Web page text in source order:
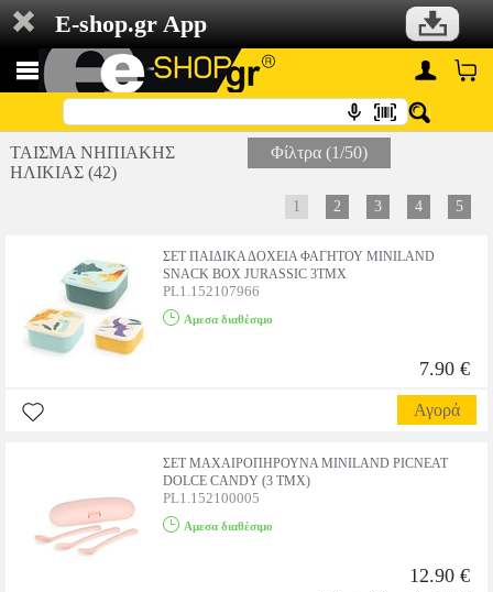
E-shop.gr App
ΤΑΙΣΜΑ ΝΗΠΙΑΚΗΣ
ΗΛΙΚΙΑΣ (42)
Φίλτρα (1/50)
1 2 3 4 5
ΣΕΤ ΠΑΙΔΙΚΑ ΔΟΧΕΙΑ ΦΑΓΗΤΟΥ MINILAND
SNACK BOX JURASSIC 3ΤΜΧ
PL1.152107966
Αμεσα διαθέσιμο
7.90 €
Αγορά
ΣΕΤ ΜΑΧΑΙΡΟΠΗΡΟΥΝΑ MINILAND PICNEAT
DOLCE CANDY (3 ΤΜΧ)
PL1.152100005
Αμεσα διαθέσιμο
12.90 €